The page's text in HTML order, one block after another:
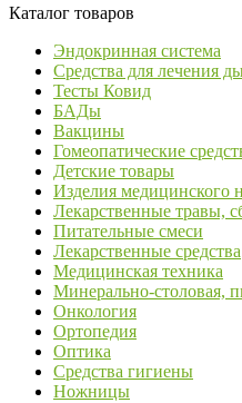
Каталог товаров
Эндокринная система
Средства для лечения
Тесты Ковид
БАДы
Вакцины
Гомеопатические
Детские товары
Изделия медицинского
Лекарственные травы,
Питательные смеси
Лекарственные средства
Медицинская техника
Минерально-столовая,
Онкология
Ортопедия
Оптика
Средства гигиены
Ножницы